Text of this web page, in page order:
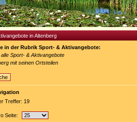
in Altenberg
in der Rubrik Sport- & Aktivangebote:
alle Sport- & Aktivangebote
mit seinen Ortsteilen
Treffer: 19
Seite: